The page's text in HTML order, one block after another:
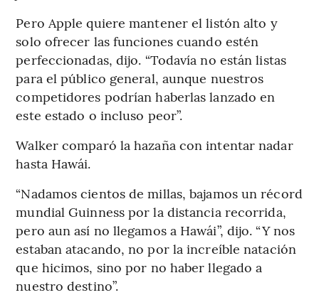
Pero Apple quiere mantener el listón alto y
solo ofrecer las funciones cuando estén
perfeccionadas, dijo. “Todavía no están listas
para el público general, aunque nuestros
competidores podrían haberlas lanzado en
este estado o incluso peor”.
Walker comparó la hazaña con intentar nadar
hasta Hawái.
“Nadamos cientos de millas, bajamos un récord
mundial Guinness por la distancia recorrida,
pero aun así no llegamos a Hawái”, dijo. “Y nos
estaban atacando, no por la increíble natación
que hicimos, sino por no haber llegado a
nuestro destino”.